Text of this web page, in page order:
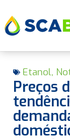
Etanol,
Preços